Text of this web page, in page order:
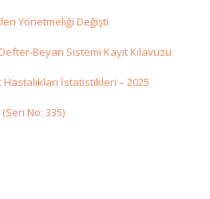
Yönetmeliği Değişti
Beyan Sistemi Kayıt Kılavuzu
İstatistikleri – 2025
No: 335)